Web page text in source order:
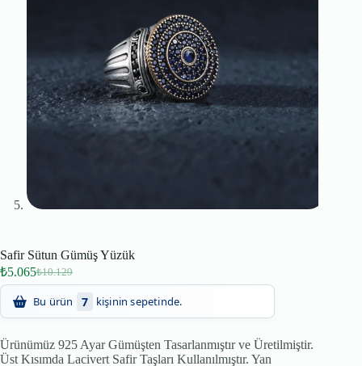
Safir Sütun Gümüş Yüzük
₺10.129
₺5.065
Bu ürün 7 kişinin sepetinde.
Son 24 saatte 71 kişi inceledi!
Ürünümüz 925 Ayar Gümüşten Tasarlanmıştır ve Üretilmiştir.
Üst Kısımda Lacivert Safir Taşları Kullanılmıştır. Yan